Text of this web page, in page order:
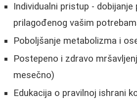
Individualni pristup - dobijanje
prilagođenog vašim
Poboljšanje metabolizma i
Postepeno i zdravo
mesečno)
Edukacija o pravilnoj ishrani